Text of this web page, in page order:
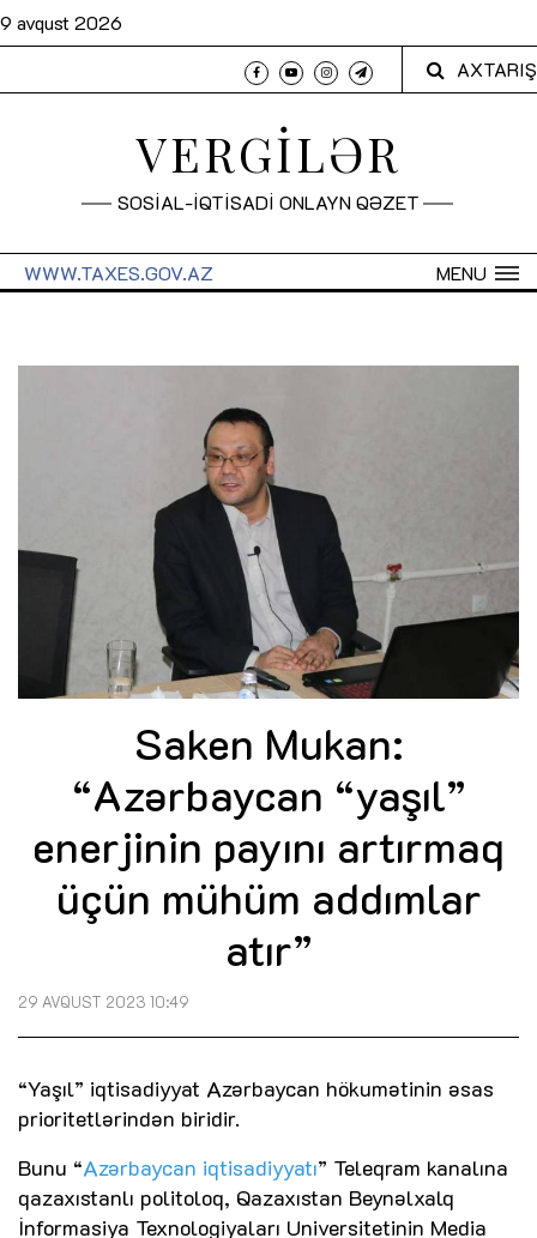
9 avqust 2026
AXTARIŞ
VERGİLƏR
SOSİAL-İQTİSADİ ONLAYN QƏZET
MENU
WWW.TAXES.GOV.AZ
Saken Mukan:
“Azərbaycan “yaşıl”
enerjinin payını artırmaq
üçün mühüm addımlar
atır”
29 AVQUST 2023 10:49
“Yaşıl” iqtisadiyyat Azərbaycan hökumətinin əsas
prioritetlərindən biridir.
Bunu “Azərbaycan iqtisadiyyatı” Teleqram kanalına
qazaxıstanlı politoloq, Qazaxıstan Beynəlxalq
İnformasiya Texnologiyaları Universitetinin Media